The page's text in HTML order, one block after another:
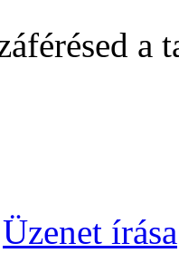
a
Üzenet írása